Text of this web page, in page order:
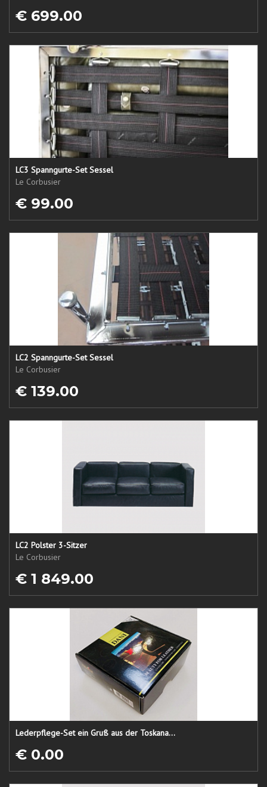
€ 699.00
LC3 Spanngurte-Set Sessel
Le Corbusier
€ 99.00
LC2 Spanngurte-Set Sessel
Le Corbusier
€ 139.00
LC2 Polster 3-Sitzer
Le Corbusier
€ 1 849.00
Lederpflege-Set ein Gruß aus der Toskana...
€ 0.00